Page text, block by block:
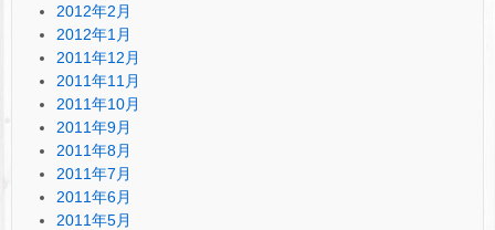
2012年2月
2012年1月
2011年12月
2011年11月
2011年10月
2011年9月
2011年8月
2011年7月
2011年6月
2011年5月